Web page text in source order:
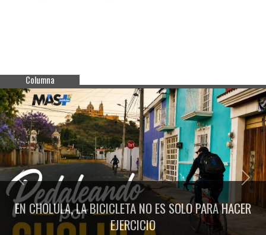
Columna
EN CHOLULA, LA BICICLETA NO ES SOLO PARA HACER
EJERCICIO
Previous Next